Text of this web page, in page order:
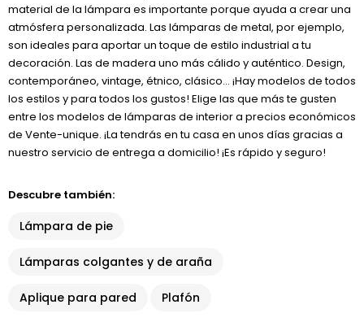
material de la lámpara es importante porque ayuda a crear una
atmósfera personalizada. Las lámparas de metal, por ejemplo,
son ideales para aportar un toque de estilo industrial a tu
decoración. Las de madera uno más cálido y auténtico. Design,
contemporáneo, vintage, étnico, clásico… ¡Hay modelos de todos
los estilos y para todos los gustos! Elige las que más te gusten
entre los modelos de lámparas de interior a precios económicos
de Vente-unique. ¡La tendrás en tu casa en unos días gracias a
nuestro servicio de entrega a domicilio! ¡Es rápido y seguro!
Descubre también:
Lámpara de pie
Lámparas colgantes y de araña
Aplique para pared Plafón